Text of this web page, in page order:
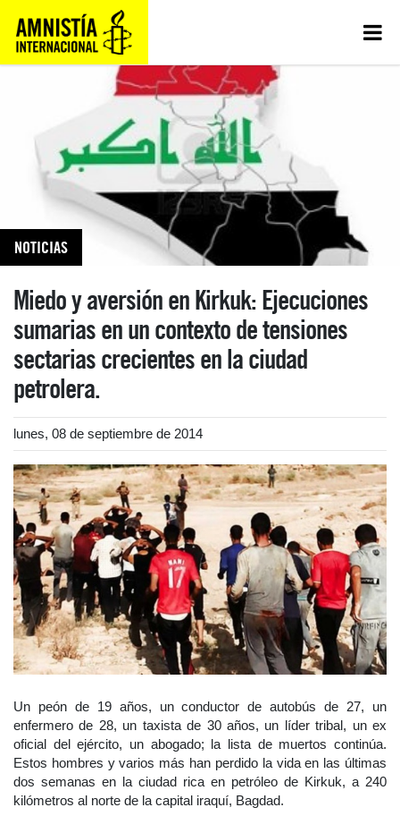
NOTICIAS
Miedo y aversión en Kirkuk: Ejecuciones
sumarias en un contexto de tensiones
sectarias crecientes en la ciudad
petrolera.
lunes, 08 de septiembre de 2014
Un peón de 19 años, un conductor de autobús de 27, un
enfermero de 28, un taxista de 30 años, un líder tribal, un ex
oficial del ejército, un abogado; la lista de muertos continúa.
Estos hombres y varios más han perdido la vida en las últimas
dos semanas en la ciudad rica en petróleo de Kirkuk, a 240
kilómetros al norte de la capital iraquí, Bagdad.